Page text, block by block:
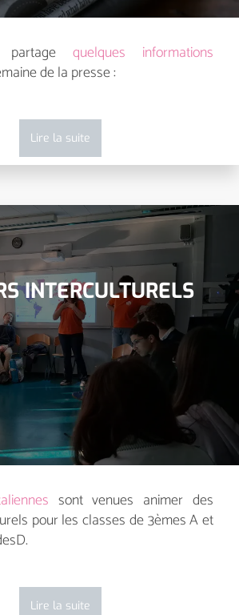
partage quelques informations
de la presse :
Lire la suite
INTERCULTURELS
sont venues animer des
pour les classes de 3èmes A et
Lire la suite